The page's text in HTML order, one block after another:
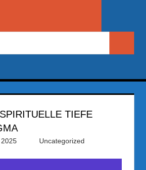
TIEFE
PRGateway
Uncategorized